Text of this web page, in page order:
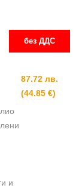
без ДДС
и
87.72 лв.
(44.85 €)